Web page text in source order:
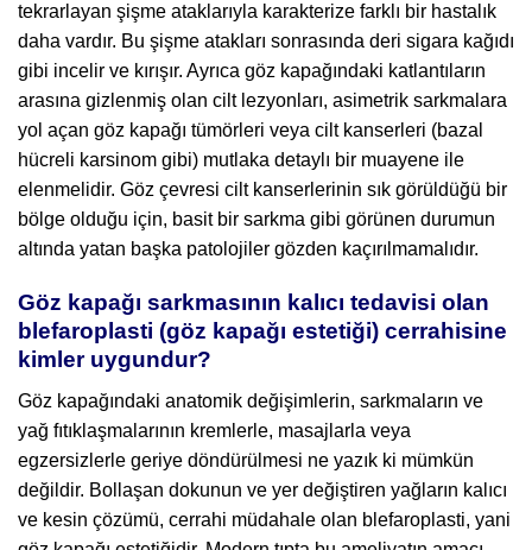
tekrarlayan şişme ataklarıyla karakterize farklı bir hastalık
daha vardır. Bu şişme atakları sonrasında deri sigara kağıdı
gibi incelir ve kırışır. Ayrıca göz kapağındaki katlantıların
arasına gizlenmiş olan cilt lezyonları, asimetrik sarkmalara
yol açan göz kapağı tümörleri veya cilt kanserleri (bazal
hücreli karsinom gibi) mutlaka detaylı bir muayene ile
elenmelidir. Göz çevresi cilt kanserlerinin sık görüldüğü bir
bölge olduğu için, basit bir sarkma gibi görünen durumun
altında yatan başka patolojiler gözden kaçırılmamalıdır.
Göz kapağı sarkmasının kalıcı tedavisi olan
blefaroplasti (göz kapağı estetiği) cerrahisine
kimler uygundur?
Göz kapağındaki anatomik değişimlerin, sarkmaların ve
yağ fıtıklaşmalarının kremlerle, masajlarla veya
egzersizlerle geriye döndürülmesi ne yazık ki mümkün
değildir. Bollaşan dokunun ve yer değiştiren yağların kalıcı
ve kesin çözümü, cerrahi müdahale olan blefaroplasti, yani